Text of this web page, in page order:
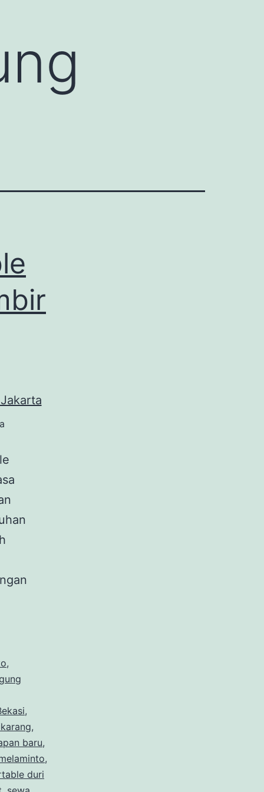
,
,
,
baru,
,
duri